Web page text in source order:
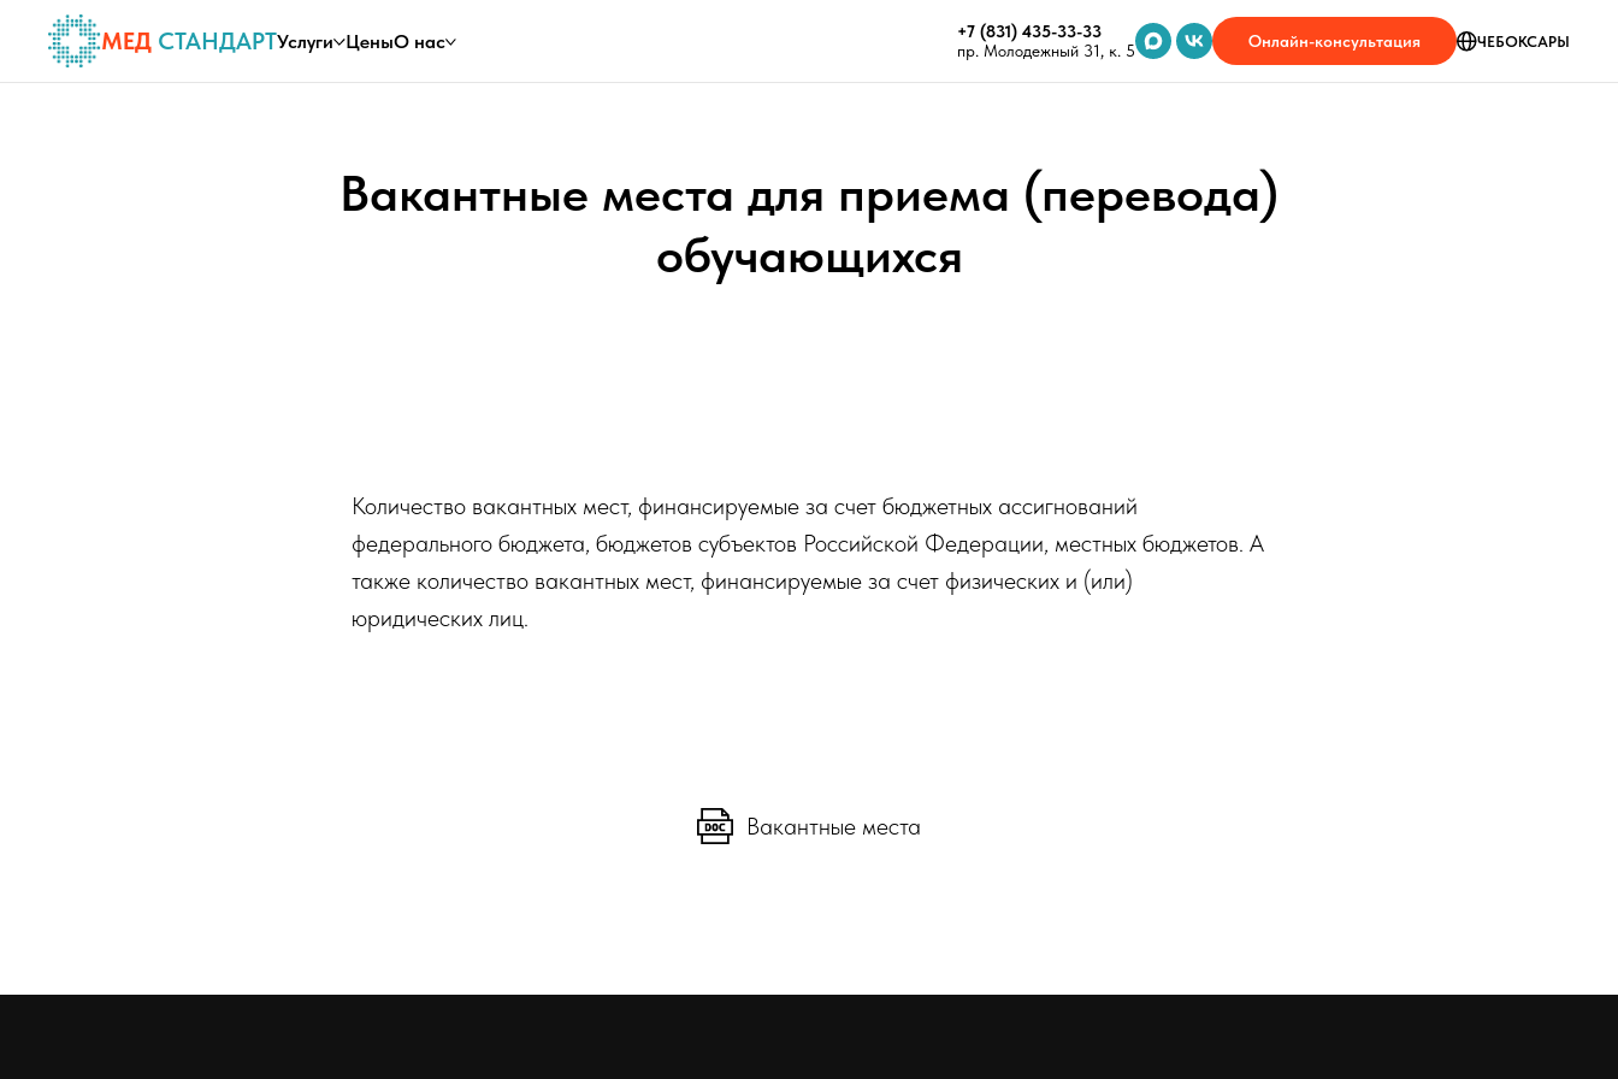
МЕД СТАНДАРТУслуги ЦеныО нас
+7 (831) 435-33-33
пр. Молодежный 31, к. 5
Онлайн-консультация ЧЕБОКСАРЫ
Вакантные места для приема (перевода)
обучающихся
Количество вакантных мест, финансируемые за счет бюджетных ассигнований
федерального бюджета, бюджетов субъектов Российской Федерации, местных бюджетов. А
также количество вакантных мест, финансируемые за счет физических и (или)
юридических лиц.
Вакантные места